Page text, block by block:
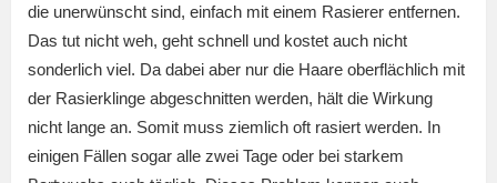
die unerwünscht sind, einfach mit einem Rasierer entfernen.
Das tut nicht weh, geht schnell und kostet auch nicht
sonderlich viel. Da dabei aber nur die Haare oberflächlich mit
der Rasierklinge abgeschnitten werden, hält die Wirkung
nicht lange an. Somit muss ziemlich oft rasiert werden. In
einigen Fällen sogar alle zwei Tage oder bei starkem